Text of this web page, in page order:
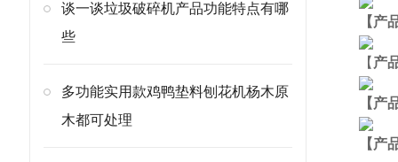
谈一谈垃圾破碎机产品功能特点有哪
些
多功能实用款鸡鸭垫料刨花机杨木原
木都可处理
【产
【 产
【产
【产